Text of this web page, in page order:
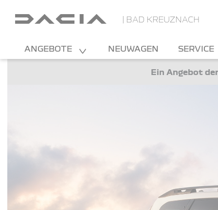
| BAD KREUZNACH
ANGEBOTE NEUWAGEN SERVICE
Ein Angebot